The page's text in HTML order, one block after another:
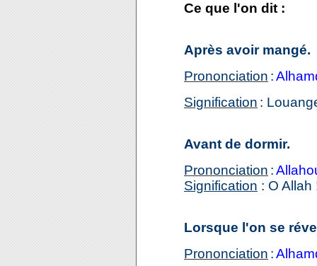
Ce que l'on dit :
Après avoir mangé.
Prononciation :
Signification :
Avant de dormir.
Prononciation :
Signification : O Allah
Lorsque l'on se
Prononciation :